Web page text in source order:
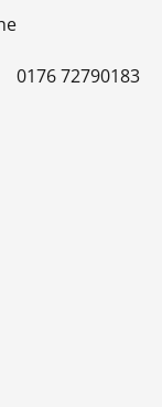
0176 72790183